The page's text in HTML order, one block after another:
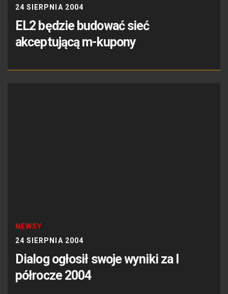
24 SIERPNIA 2004
EL2 będzie budować sieć
akceptującą m-kupony
NEWSY
24 SIERPNIA 2004
Dialog ogłosił swoje wyniki za I
półrocze 2004